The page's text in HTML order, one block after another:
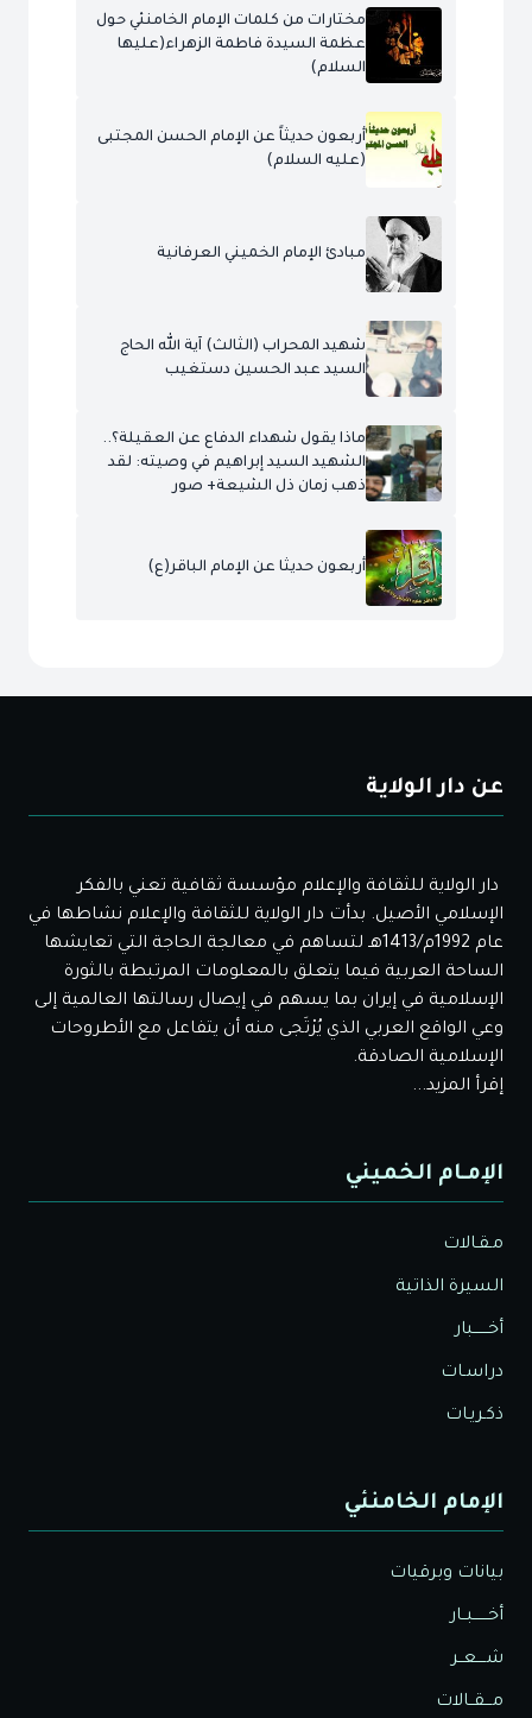
مختارات من كلمات الإمام الخامنئي حول
عظمة السيدة فاطمة الزهراء(عليها
السلام)
أربعون حديثاً عن الإمام الحسن المجتبى
(عليه السلام)
مبادئ الإمام الخميني العرفانية
شهيد المحراب (الثالث) آية الله الحاج
السيد عبد الحسين دستغيب
ماذا يقول شهداء الدفاع عن العقيلة؟..
الشهيد السيد إبراهيم في وصيته: لقد
ذهب زمان ذل الشيعة+ صور
أربعون حديثا عن الإمام الباقر(ع)
عن دار الولاية
دار الولاية للثقافة والإعلام مؤسسة ثقافية تعني بالفكر
الإسلامي الأصيل. بدأت دار الولاية للثقافة والإعلام نشاطها في
عام 1992م/1413هـ لتساهم في معالجة الحاجة التي تعايشها
الساحة العربية فيما يتعلق بالمعلومات المرتبطة بالثورة
الإسلامية في إيران بما يسهم في إيصال رسالتها العالمية إلى
وعي الواقع العربي الذي يُرْتَجى منه أن يتفاعل مع الأطروحات
الإسلامية الصادقة.
إقرأ المزيد...
الإمـام الخميني
مـقـالات
السيرة الذاتية
أخــــــبار
دراسـات
ذكـريـات
الإمام الخامنئي
بيانات وبرقيات
أخــــــبــار
شــــعــر
مـــقــالات